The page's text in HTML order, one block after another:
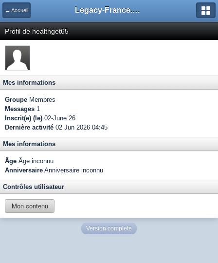
← Accueil Legacy-France.org - Forum
Profil de healthget65
Mes informations
Groupe Membres
Messages 1
Inscrit(e) (le) 02-June 26
Dernière activité 02 Jun 2026 04:45
Mes informations
Âge Âge inconnu
Anniversaire Anniversaire inconnu
Contrôles utilisateur
Mon contenu
Version complète